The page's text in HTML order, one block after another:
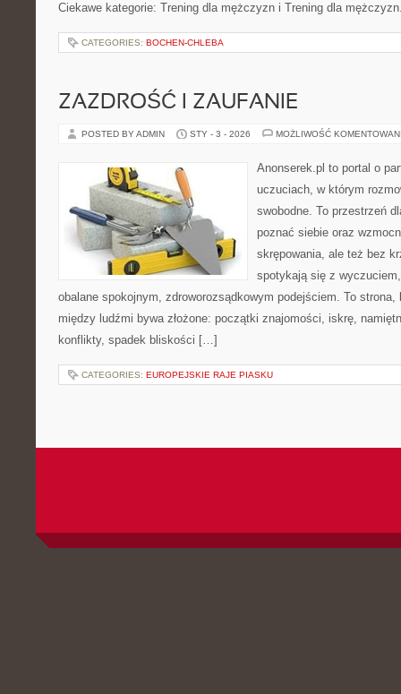
Ciekawe kategorie: Trening dla mężczyzn i Trening dla
CATEGORIES: BOCHEN-CHLEBA
ZAZDROŚĆ I ZAUFANIE
POSTED BY ADMIN STY - 3 - 2026 MOŻLIWOŚĆ
Anonserek.pl to portal o
uczuciach, w którym
swobodne. To przestrzeń
poznać siebie oraz
skrępowania, ale też bez
spotykają się z
obalane spokojnym, zdroworozsądkowym podejściem. To strona,
między ludźmi bywa złożone: początki znajomości, iskrę,
konflikty, spadek bliskości […]
CATEGORIES: EUROPEJSKIE RAJE PIASKU